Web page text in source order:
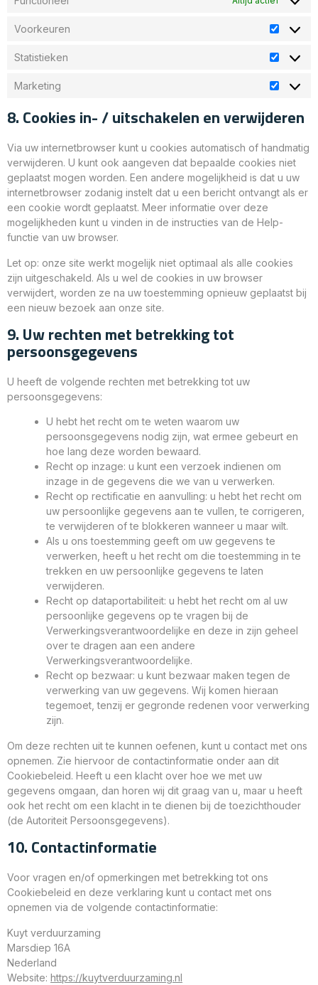
Voorkeuren
Statistieken
Marketing
8. Cookies in- / uitschakelen en verwijderen
Via uw internetbrowser kunt u cookies automatisch of handmatig
verwijderen. U kunt ook aangeven dat bepaalde cookies niet
geplaatst mogen worden. Een andere mogelijkheid is dat u uw
internetbrowser zodanig instelt dat u een bericht ontvangt als er
een cookie wordt geplaatst. Meer informatie over deze
mogelijkheden kunt u vinden in de instructies van de Help-
functie van uw browser.
Let op: onze site werkt mogelijk niet optimaal als alle cookies
zijn uitgeschakeld. Als u wel de cookies in uw browser
verwijdert, worden ze na uw toestemming opnieuw geplaatst bij
een nieuw bezoek aan onze site.
9. Uw rechten met betrekking tot
persoonsgegevens
U heeft de volgende rechten met betrekking tot uw
persoonsgegevens:
U hebt het recht om te weten waarom uw
persoonsgegevens nodig zijn, wat ermee gebeurt en
hoe lang deze worden bewaard.
Recht op inzage: u kunt een verzoek indienen om
inzage in de gegevens die we van u verwerken.
Recht op rectificatie en aanvulling: u hebt het recht om
uw persoonlijke gegevens aan te vullen, te corrigeren,
te verwijderen of te blokkeren wanneer u maar wilt.
Als u ons toestemming geeft om uw gegevens te
verwerken, heeft u het recht om die toestemming in te
trekken en uw persoonlijke gegevens te laten
verwijderen.
Recht op dataportabiliteit: u hebt het recht om al uw
persoonlijke gegevens op te vragen bij de
Verwerkingsverantwoordelijke en deze in zijn geheel
over te dragen aan een andere
Verwerkingsverantwoordelijke.
Recht op bezwaar: u kunt bezwaar maken tegen de
verwerking van uw gegevens. Wij komen hieraan
tegemoet, tenzij er gegronde redenen voor verwerking
zijn.
Om deze rechten uit te kunnen oefenen, kunt u contact met ons
opnemen. Zie hiervoor de contactinformatie onder aan dit
Cookiebeleid. Heeft u een klacht over hoe we met uw
gegevens omgaan, dan horen wij dit graag van u, maar u heeft
ook het recht om een klacht in te dienen bij de toezichthouder
(de Autoriteit Persoonsgegevens).
10. Contactinformatie
Voor vragen en/of opmerkingen met betrekking tot ons
Cookiebeleid en deze verklaring kunt u contact met ons
opnemen via de volgende contactinformatie:
Kuyt verduurzaming
Marsdiep 16A
Nederland
Website: https://kuytverduurzaming.nl